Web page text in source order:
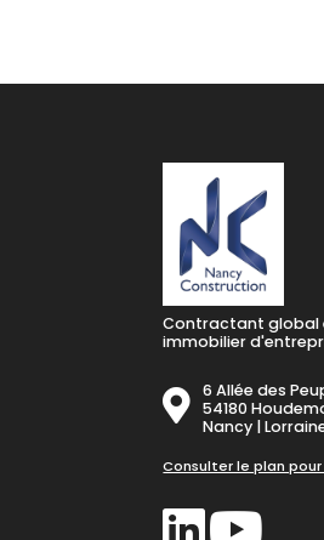
Contractant global
immobilier
6 Allée des
54180
Nancy |
Consulter le plan